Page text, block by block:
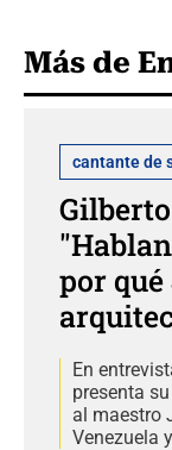
Más de
cantante de
por
En
presenta
al maestro
Venezuela